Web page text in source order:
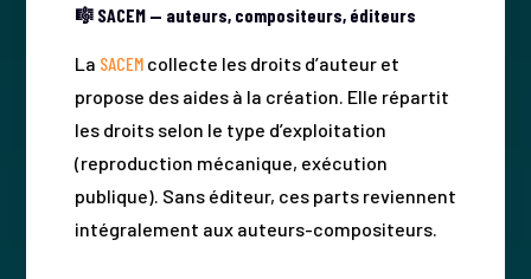
🎼 SACEM — auteurs, compositeurs, éditeurs
La SACEMcollecte les droits d’auteur et
propose des aides à la création. Elle répartit
les droits selon le type d’exploitation
(reproduction mécanique, exécution
publique). Sans éditeur, ces parts reviennent
intégralement aux auteurs-compositeurs.